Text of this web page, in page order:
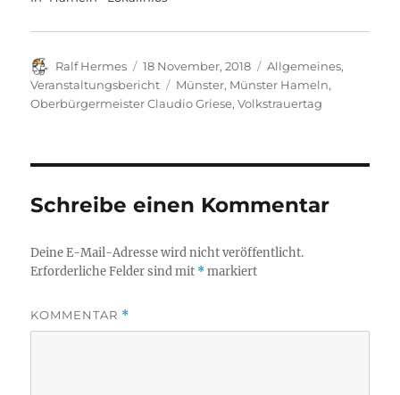
Autor
Ralf Hermes
Veröffentlicht
am
18 November, 2018 Kategorien
Allgemeines,
Veranstaltungsbericht
Schlagwörter
Münster, Münster Hameln,
Oberbürgermeister Claudio Griese,Volkstrauertag
Schreibe einen Kommentar
Deine E-Mail-Adresse wird nicht veröffentlicht.
Erforderliche Felder sind mit *markiert
KOMMENTAR *